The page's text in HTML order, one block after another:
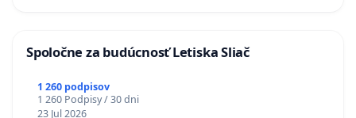
Spoločne za budúcnosť Letiska Sliač
1 260 podpisov
1 260 Podpisy / 30 dni
23 Jul 2026